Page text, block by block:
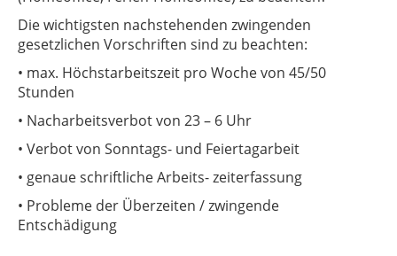
Die wichtigsten nachstehenden zwingenden
gesetzlichen Vorschriften sind zu beachten:
• max. Höchstarbeitszeit pro Woche von 45/50
Stunden
• Nacharbeitsverbot von 23 – 6 Uhr
• Verbot von Sonntags- und Feiertagarbeit
• genaue schriftliche Arbeits- zeiterfassung
• Probleme der Überzeiten / zwingende
Entschädigung